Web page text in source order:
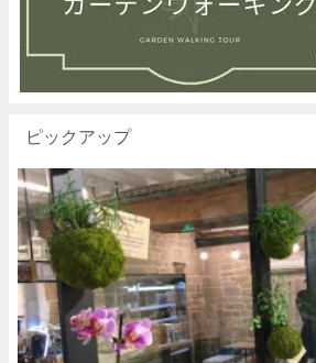
ピックアップ